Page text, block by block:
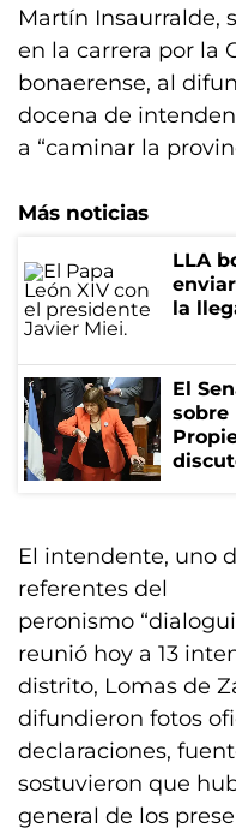
Martín Insaurralde,
en la carrera por la
bonaerense, al
docena de
a “caminar la
Más noticias
LLA
la
El
sobre
El intendente, uno
referentes del
peronismo
reunió hoy a 13
distrito, Lomas de
difundieron fotos
declaraciones,
sostuvieron que
general de los